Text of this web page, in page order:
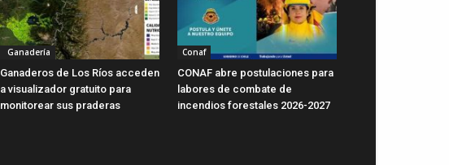
Ganadería
Ganaderos de Los Ríos acceden
a visualizador gratuito para
monitorear sus praderas
Conaf
CONAF abre postulaciones para
labores de combate de
incendios forestales 2026-2027